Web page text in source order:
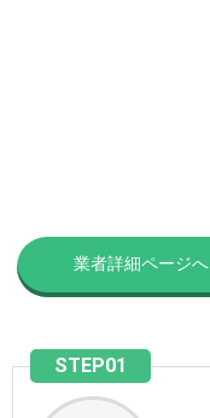
業者詳細ページへ
STEP01